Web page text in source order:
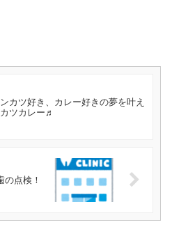
ンカツ好き、カレー好きの夢を叶え
ツカレー♬
の点検！